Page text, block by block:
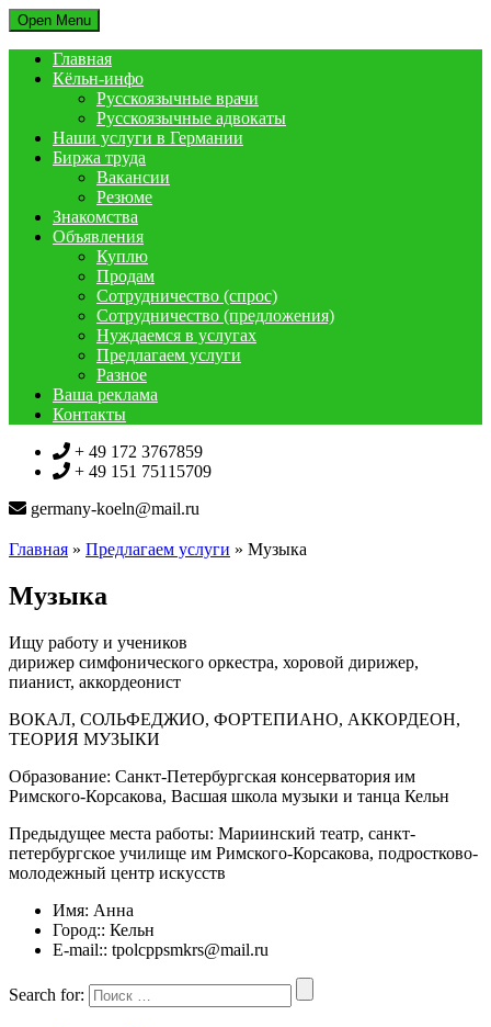
Open Menu
Главная
Кёльн-инфо
Русскоязычные врачи
Русскоязычные адвокаты
Наши услуги в Германии
Биржа труда
Вакансии
Резюме
Знакомства
Объявления
Куплю
Продам
Сотрудничество (спрос)
Сотрудничество (предложения)
Нуждаемся в услугах
Предлагаем услуги
Разное
Ваша реклама
Контакты
+ 49 172 3767859
+ 49 151 75115709
germany-koeln@mail.ru
Главная » Предлагаем услуги » Музыка
Музыка
Ищу работу и учеников
дирижер симфонического оркестра, хоровой дирижер,
пианист, аккордеонист
ВОКАЛ, СОЛЬФЕДЖИО, ФОРТЕПИАНО, АККОРДЕОН,
ТЕОРИЯ МУЗЫКИ
Образование: Санкт-Петербургская консерватория им
Римского-Корсакова, Васшая школа музыки и танца Кельн
Предыдущее места работы: Мариинский театр, санкт-
петербургское училище им Римского-Корсакова, подростково-
молодежный центр искусств
Имя: Анна
Город:: Кельн
E-mail:: tpolcppsmkrs@mail.ru
Search for: